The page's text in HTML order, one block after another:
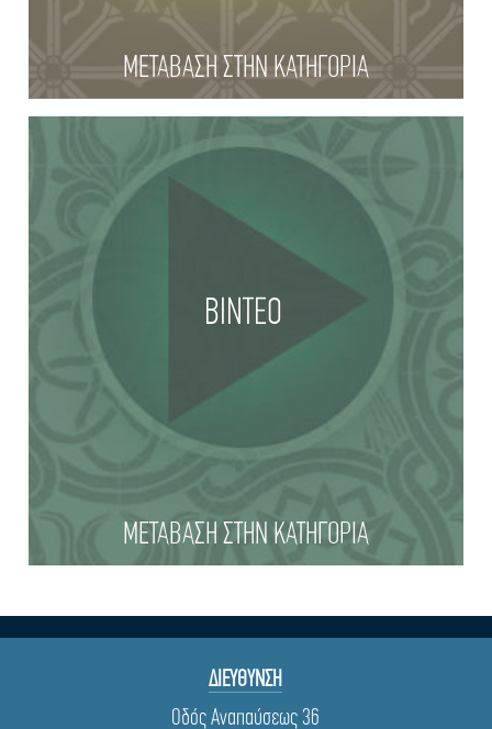
ΜΕΤΑΒΑΣΗ ΣΤΗΝ ΚΑΤΗΓΟΡΙΑ
ΒΙΝΤΕΟ
ΜΕΤΑΒΑΣΗ ΣΤΗΝ ΚΑΤΗΓΟΡΙΑ
ΔΙΕΥΘΥΝΣΗ
Οδός Αναπαύσεως 36